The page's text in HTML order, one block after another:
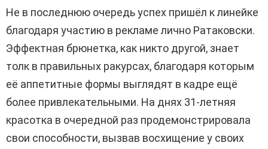
Не в последнюю очередь успех пришёл к линейке
благодаря участию в рекламе лично Ратаковски.
Эффектная брюнетка, как никто другой, знает
толк в правильных ракурсах, благодаря которым
её аппетитные формы выглядят в кадре ещё
более привлекательными. На днях 31-летняя
красотка в очередной раз продемонстрировала
свои способности, вызвав восхищение у своих